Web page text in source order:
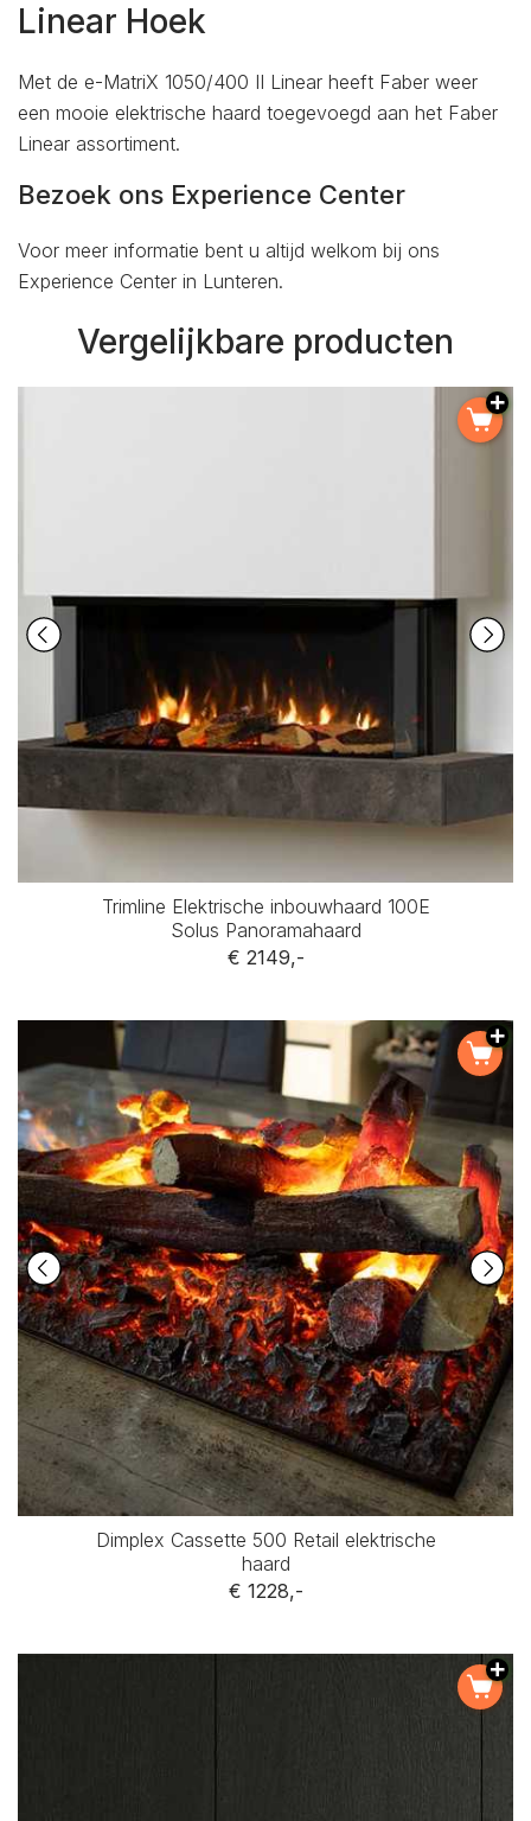
Linear Hoek
Met de e-MatriX 1050/400 II Linear heeft Faber weer
een mooie elektrische haard toegevoegd aan het Faber
Linear assortiment.
Bezoek ons Experience Center
Voor meer informatie bent u altijd welkom bij ons
Experience Center in Lunteren.
Vergelijkbare producten
Trimline Elektrische inbouwhaard 100E
Solus Panoramahaard
€ 2149,-
Dimplex Cassette 500 Retail elektrische
haard
€ 1228,-